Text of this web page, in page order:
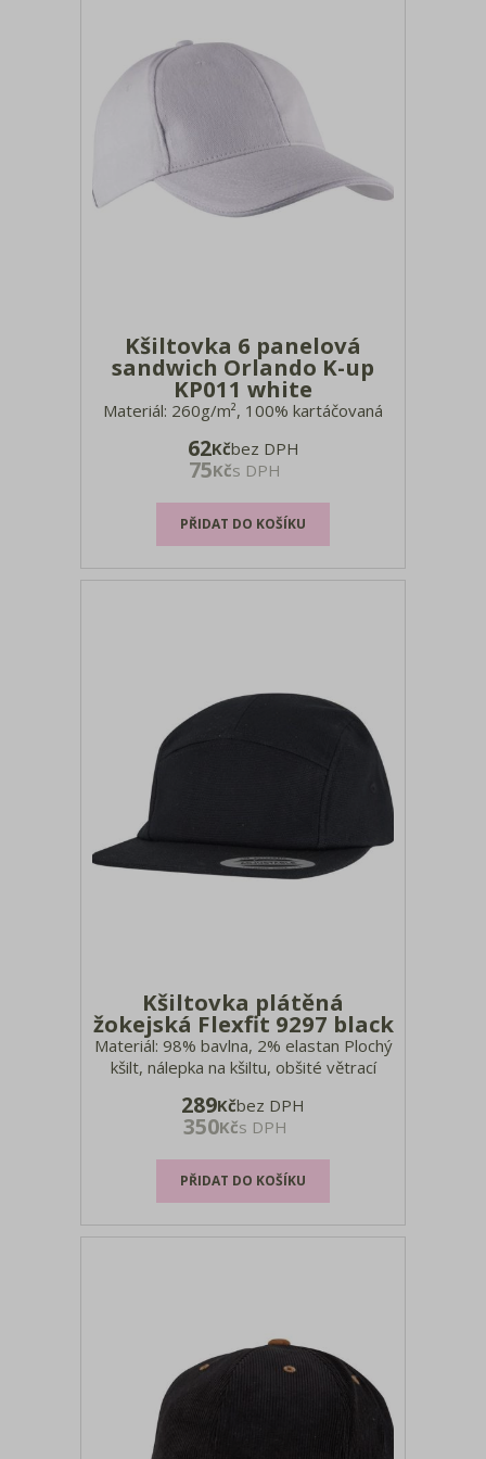
Kšiltovka 6 panelová
sandwich Orlando K-up
KP011 white
Materiál: 260g/m², 100% kartáčovaná
sandwich v kontrastní barvě, obšité
větrací otvory, látkový pásek s kovovým
certifikovaná veganská výroba bez
62Kčbez DPH
75Kčs DPH
Kšiltovka plátěná
žokejská Flexfit 9297 black
Materiál: 98% bavlna, 2% elastan Plochý
kšilt, nálepka na kšiltu, obšité větrací
páskou, ruční praní, nesmí se prát
velikosti: onesize
289Kčbez DPH
350Kčs DPH